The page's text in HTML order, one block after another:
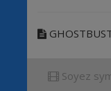
Soyez